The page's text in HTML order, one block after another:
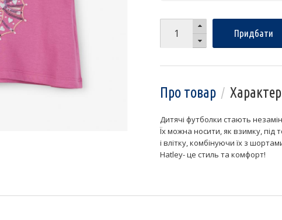
Придбати
Про товар
Дитячі футболки стають
Їх можна носити, як взимку,
і влітку, комбінуючи їх з
Hatley- це стиль та комфорт!